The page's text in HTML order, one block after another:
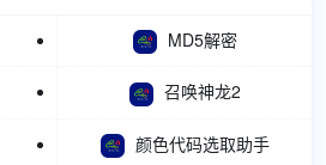
MD5解密
召唤神龙2
颜色代码选取助手